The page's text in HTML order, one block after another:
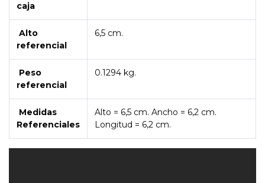
caja
Alto
referencial
6,5 cm.
Peso
referencial
0.1294 kg.
Medidas
Referenciales
Alto = 6,5 cm. Ancho = 6,2 cm.
Longitud = 6,2 cm.